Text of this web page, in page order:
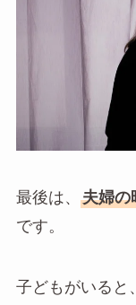
最後は、 夫婦の
です。
子どもがいると、